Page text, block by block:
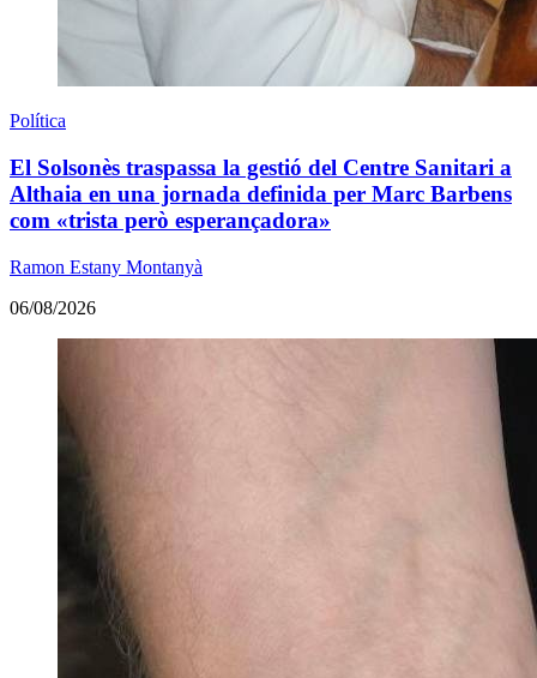
Política
El Solsonès traspassa la gestió del Centre Sanitari a
Althaia en una jornada definida per Marc Barbens
com «trista però esperançadora»
Ramon Estany Montanyà
06/08/2026